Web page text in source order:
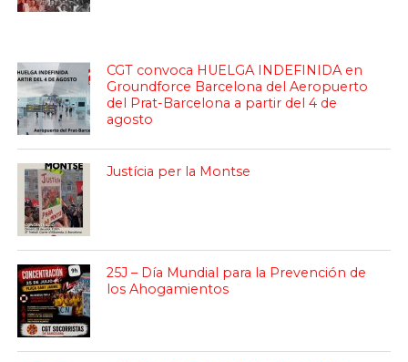
CGT convoca HUELGA INDEFINIDA en
Groundforce Barcelona del Aeropuerto
del Prat-Barcelona a partir del 4 de
agosto
Justícia per la Montse
25J – Día Mundial para la Prevención de
los Ahogamientos